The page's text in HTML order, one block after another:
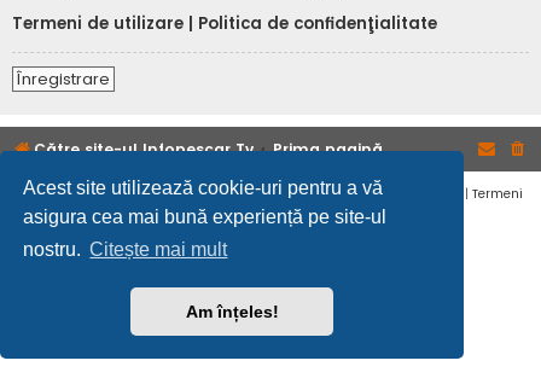
Acest site utilizează cookie-uri pentru a vă
asigura cea mai bună experiență pe site-ul
nostru. Citește mai mult
Am înțeles!
Termeni de utilizare
Politica de confidenţialitate
Înregistrare
Către site-ul Infopescar Tv Prima pagină
Confidențialitate | Termeni